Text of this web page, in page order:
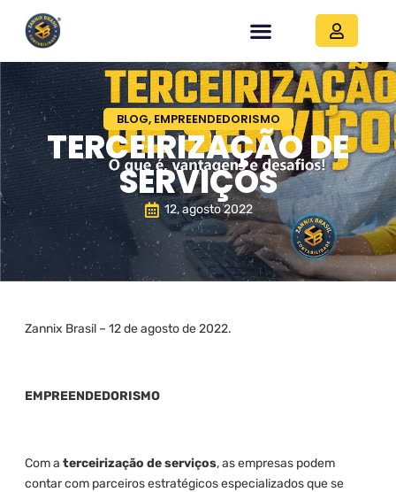
BLOG, EMPREENDEDORISMO
TERCEIRIZAÇÃO DE
SERVIÇOS
12, agosto 2022
Zannix Brasil – 12 de agosto de 2022.
EMPREENDEDORISMO
Com a terceirização de serviços, as empresas podem
contar com parceiros estratégicos especializados que se